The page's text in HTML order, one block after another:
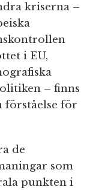
kriserna –
i EU,
– finns
förståelse för
de
som
punkten i